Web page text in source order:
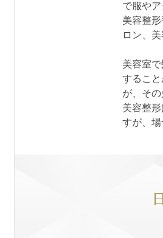
で服や
美容整
ロン、
美容室
するこ
が、そ
美容整
すが、